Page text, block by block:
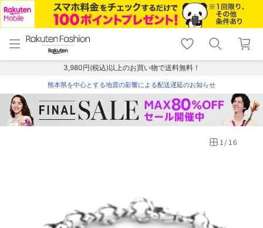
menu home
トップ
shopping_cart lock_outline
ログイン
3,980円(税込)以上のお買い物で送料無料！
熊本県を中心とする地震の影響による配送遅延のお知らせ
1/16